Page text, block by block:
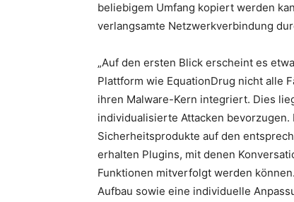
beliebigem Umfang kopiert werden
verlangsamte Netzwerkverbindung
„Auf den ersten Blick erscheint es
Plattform wie EquationDrug nicht alle
ihren Malware-Kern integriert. Dies
individualisierte Attacken
Sicherheitsprodukte auf den
erhalten Plugins, mit denen
Funktionen mitverfolgt werden
Aufbau sowie eine individuelle